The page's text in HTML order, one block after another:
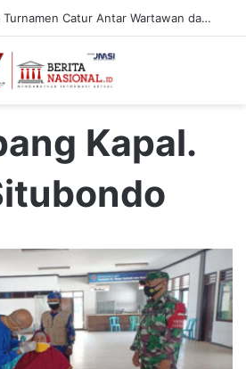
Wali Kota Batu Buka Turnamen Catur Antar Wartawan dan Instansi
Kapal.